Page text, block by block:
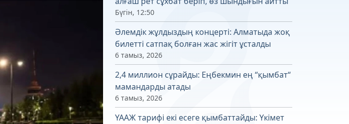
Бүгін, 12:50
Әлемдік жұлдыздың концерті: Алматыда жоқ
билетті сатпақ болған жас жігіт ұсталды
6 тамыз, 2026
2,4 миллион сұрайды: Еңбекмин ең “қымбат“
мамандарды атады
6 тамыз, 2026
ҮААЖ тарифі екі есеге қымбаттайды: Үкімет